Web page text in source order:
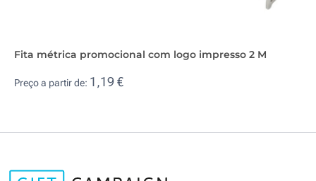
Fita métrica promocional com logo impresso 2 M
Preço a partir de: 1,19 €